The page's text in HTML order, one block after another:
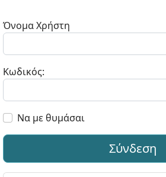
Όνομα Χρήστη
Κωδικός:
Να με θυμάσαι
Σύνδεση